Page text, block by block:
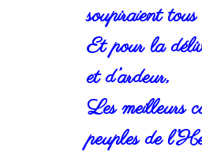
soupiraient
Et pour la
et d’ardeur,
Les meilleurs
peuples de